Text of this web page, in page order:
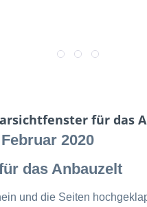
für das
2020
das Anbauzelt
und die Seiten